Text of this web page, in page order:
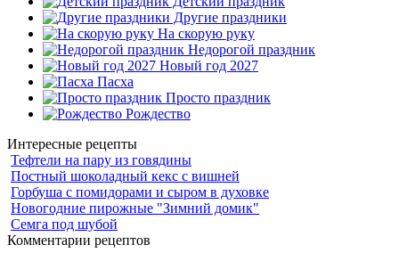
Другие праздники
На скорую руку
Недорогой праздник
Новый год 2027
Пасха
Просто праздник
Рождество
Интересные рецепты
Тефтели на пару из говядины
Постный шоколадный кекс с вишней
Горбуша с помидорами и сыром в духовке
Новогодние пирожные "Зимний домик"
Семга под шубой
Комментарии рецептов